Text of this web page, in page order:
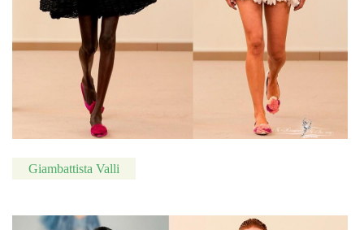
Giambattista Valli